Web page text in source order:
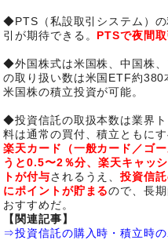
◆PTS（私設取引システム）
引が期待できる。 PTSで夜間
◆外国株式は米国株、中国株
の取り扱い数は米国ETF約380
米国株の積立投資が可能。
◆投資信託の取扱本数は業界
料は通常の買付、積立ともに
楽天カード（一般カード／ゴ
うと0.5〜2％分、楽天キャッ
トが付与されるうえ、投資信
にポイントが貯まるので、長
おすすめだ。
【関連記事】
⇒投資信託の購入時・積立時